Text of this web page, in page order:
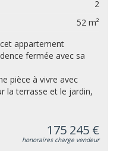
2
52 m²
appartement
fermée avec sa
pièce à vivre avec
la terrasse et le jardin,
175 245 €
honoraires charge vendeur